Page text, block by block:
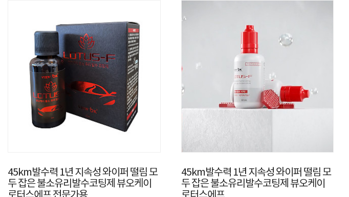
45km발수력 1년 지속성 와이퍼 떨림 모
두 잡은 불소유리발수코팅제 뷰오케이
45km발수력 1년 지속성 와이퍼 떨림 모
두 잡은 불소유리발수코팅제 뷰오케이